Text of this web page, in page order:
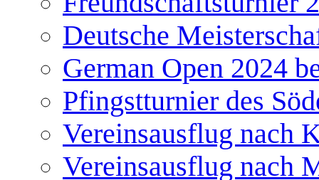
Deutsche
German Open 2024
Pfingstturnier des
Vereinsausflug nach
Vereinsausflug nach